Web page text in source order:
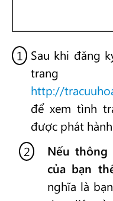
Sau khi đăng
trang
http://
để xem tình
được phát
Nếu thông
của bạn
nghĩa là